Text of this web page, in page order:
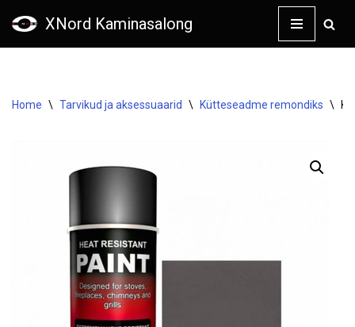
XNord Kaminasalong
Home \ Tarvikud ja aksessuaarid \ Kütteseadme remondiks \